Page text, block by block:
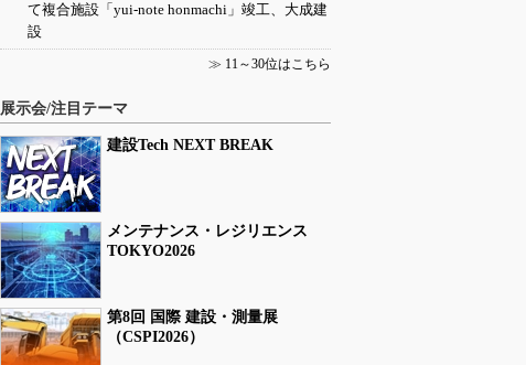
て複合施設「yui-note honmachi」竣工、大成建
設
≫ 11～30位はこちら
展示会/注目テーマ
建設Tech NEXT BREAK
メンテナンス・レジリエンス
TOKYO2026
第8回 国際 建設・測量展
（CSPI2026）